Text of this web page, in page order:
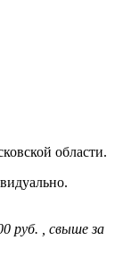
области.
руб. , свыше за